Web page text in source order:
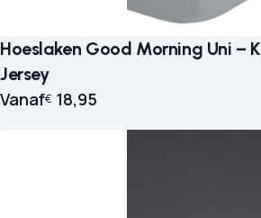
Hoeslaken Good Morning Uni –
Jersey
Vanaf€ 18,95